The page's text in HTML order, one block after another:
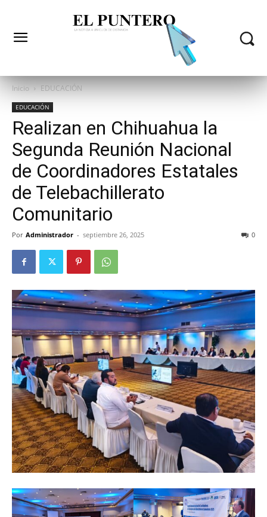
Inicio EDUCACIÓN
EDUCACIÓN
Realizan en Chihuahua la
Segunda Reunión Nacional
de Coordinadores Estatales
de Telebachillerato
Comunitario
Por Administrador - septiembre 26, 2025 0